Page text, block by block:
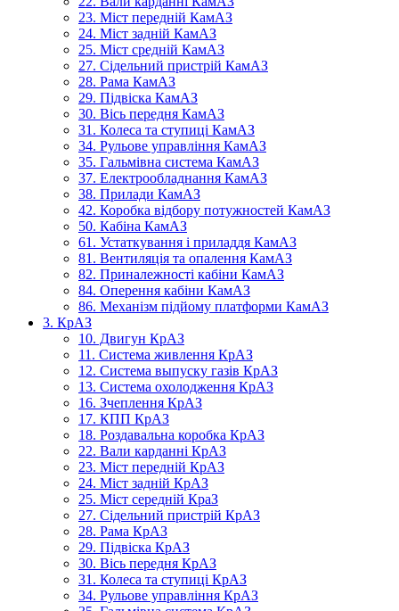
23. Міст передній КамАЗ
24. Міст задній КамАЗ
25. Міст средній КамАЗ
27. Сідельний пристрій КамАЗ
28. Рама КамАЗ
29. Підвіска КамАЗ
30. Вісь передня КамАЗ
31. Колеса та ступиці КамАЗ
34. Рульове управління КамАЗ
35. Гальмівна система КамАЗ
37. Електрообладнання КамАЗ
38. Прилади КамАЗ
42. Коробка відбору потужностей КамАЗ
50. Кабіна КамАЗ
61. Устаткування і приладдя КамАЗ
81. Вентиляція та опалення КамАЗ
82. Приналежності кабіни КамАЗ
84. Оперення кабіни КамАЗ
86. Механізм підйому платформи КамАЗ
3. КрАЗ
10. Двигун КрАЗ
11. Система живлення КрАЗ
12. Система выпуску газів КрАЗ
13. Система охолодження КрАЗ
16. Зчеплення КрАЗ
17. КПП КрАЗ
18. Роздавальна коробка КрАЗ
22. Вали карданні КрАЗ
23. Міст передній КрАЗ
24. Міст задній КрАЗ
25. Міст середній КраЗ
27. Сідельний пристрій КрАЗ
28. Рама КрАЗ
29. Підвіска КрАЗ
30. Вісь передня КрАЗ
31. Колеса та ступиці КрАЗ
34. Рульове управління КрАЗ